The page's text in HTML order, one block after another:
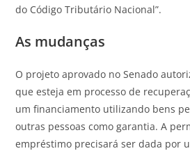
do Código Tributário Nacional”.
As mudanças
O projeto aprovado no Senado
que esteja em processo de
um financiamento utilizando bens
outras pessoas como garantia. A
empréstimo precisará ser dada por